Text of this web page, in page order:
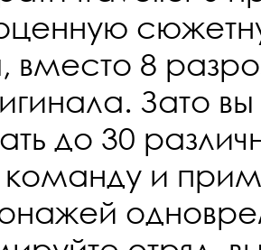
вместо 8
Зато
до 30
и